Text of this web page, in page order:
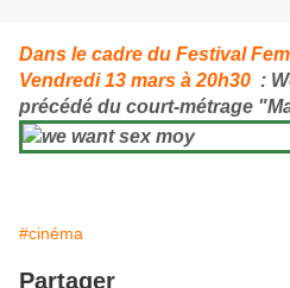
Dans le cadre du Festival
Vendredi 13 mars à 20h30 :
précédé du court-métrage
#cinéma
Partager